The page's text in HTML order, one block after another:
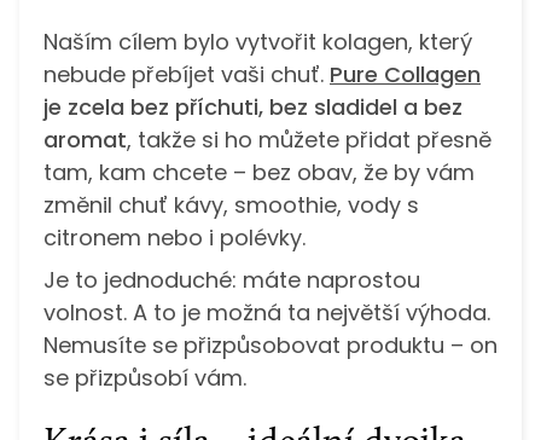
Naším cílem bylo vytvořit kolagen, který
nebude přebíjet vaši chuť. Pure Collagen
je zcela bez příchuti, bez sladidel a bez
aromat, takže si ho můžete přidat přesně
tam, kam chcete – bez obav, že by vám
změnil chuť kávy, smoothie, vody s
citronem nebo i polévky.
Je to jednoduché: máte naprostou
volnost. A to je možná ta největší výhoda.
Nemusíte se přizpůsobovat produktu – on
se přizpůsobí vám.